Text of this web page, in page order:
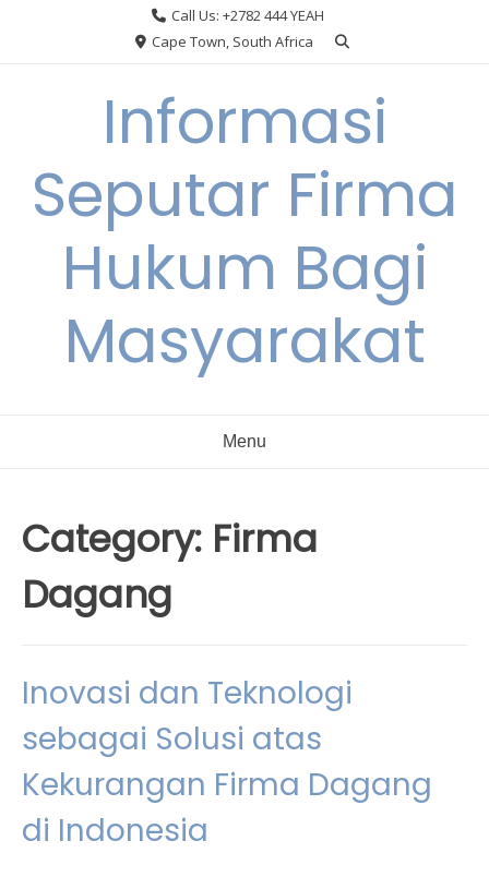
Call Us: +2782 444 YEAH
Cape Town, South Africa
Informasi
Seputar Firma
Hukum Bagi
Masyarakat
Menu
Category: Firma
Dagang
Inovasi dan Teknologi
sebagai Solusi atas
Kekurangan Firma Dagang
di Indonesia